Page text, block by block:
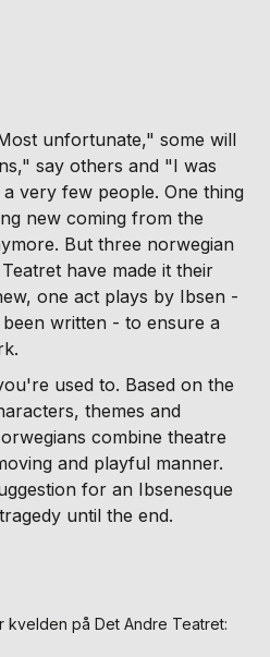
unfortunate," some will
say others and "I was
very few people. One thing
new coming from the
But three norwegian
have made it their
one act plays by Ibsen -
written - to ensure a
used to. Based on the
themes and
combine theatre
and playful manner.
for an Ibsenesque
until the end.
på Det Andre Teatret: